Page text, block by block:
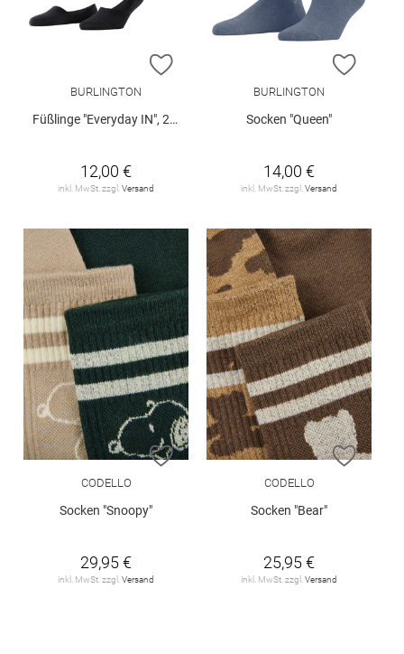
ZUR WUNSCHLISTE HINZUFÜGEN
BURLINGTON
Füßlinge "Everyday IN", 2er-Pack
12,00 €
inkl. MwSt. zzgl. Versand
ZUR
BURLINGTON
Socken "Queen"
14,00 €
inkl. MwSt. zzgl. Versand
ZUR WUNSCHLISTE HINZUFÜGEN
CODELLO
Socken "Snoopy"
29,95 €
inkl. MwSt. zzgl. Versand
ZUR
CODELLO
Socken "Bear"
25,95 €
inkl. MwSt. zzgl. Versand